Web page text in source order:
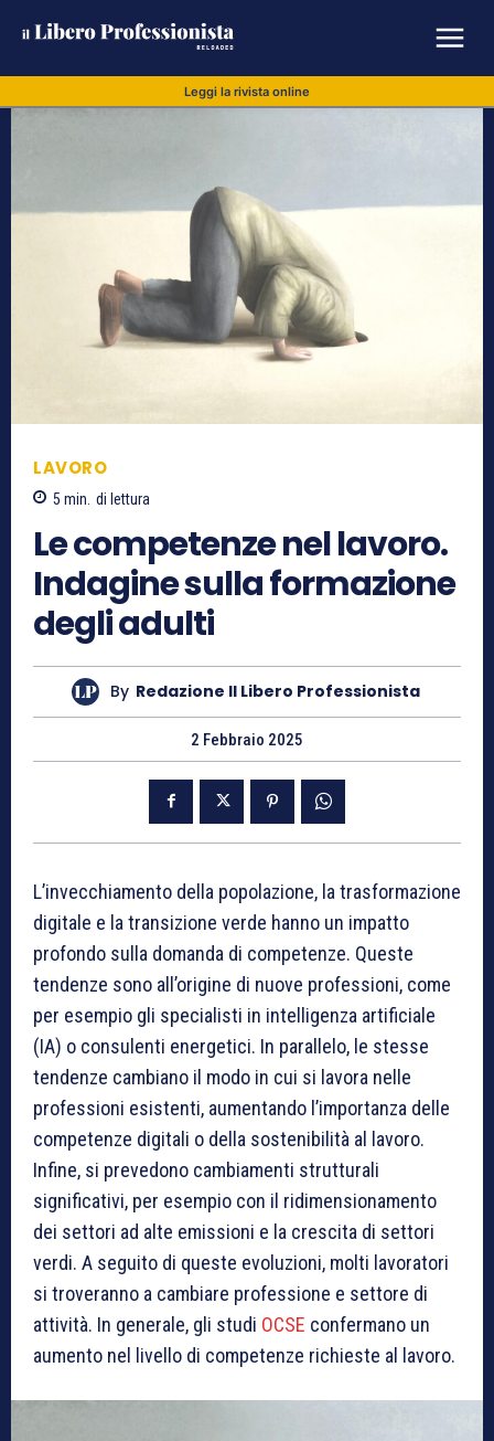
Leggi la rivista online
LAVORO
5 min. di lettura
Le competenze nel lavoro.
Indagine sulla formazione
degli adulti
By Redazione Il Libero Professionista
2 Febbraio 2025
L’invecchiamento della popolazione, la trasformazione
digitale e la transizione verde hanno un impatto
profondo sulla domanda di competenze. Queste
tendenze sono all’origine di nuove professioni, come
per esempio gli specialisti in intelligenza artificiale
(IA) o consulenti energetici. In parallelo, le stesse
tendenze cambiano il modo in cui si lavora nelle
professioni esistenti, aumentando l’importanza delle
competenze digitali o della sostenibilità al lavoro.
Infine, si prevedono cambiamenti strutturali
significativi, per esempio con il ridimensionamento
dei settori ad alte emissioni e la crescita di settori
verdi. A seguito di queste evoluzioni, molti lavoratori
si troveranno a cambiare professione e settore di
attività. In generale, gli studi OCSE confermano un
aumento nel livello di competenze richieste al lavoro.